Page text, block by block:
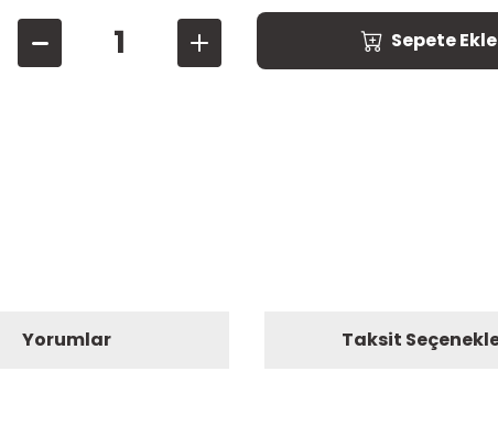
Sepete Ekle
Yorumlar Taksit